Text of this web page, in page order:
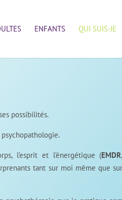
ENFANTS QUI SUIS-JE
possibilités.
l’esprit et l’énergétique (EMDR
tant sur moi même que